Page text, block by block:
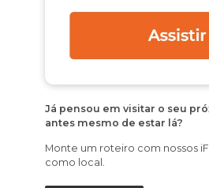
Já pensou em visitar o seu
antes mesmo de estar lá?
Monte um roteiro com nossos
como local.